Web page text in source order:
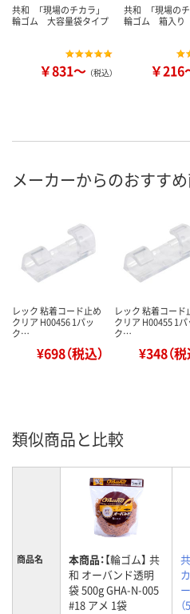
共和 「現場のチカラ」
輪ゴム 大容量袋タイプ
￥831～ （税込）
共和 「現場の
輪ゴム 箱入り
￥216
メーカーからのおすす
レック 粘着コード止め
クリア H00456 1パッ
ク…
¥698（税込）
レック 粘着コード
クリア H00455 1パ
ク…
¥348（税
類似商品と比較
商品名 本商品：【輪ゴム】 共
和 オーバンド透明
袋 500g GHA-N-005
#18 アメ 1袋